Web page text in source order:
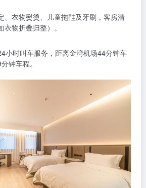
、衣物熨烫、儿童拖鞋及牙刷，客房清
物折叠归整）。
小时叫车服务，距离金湾机场44分钟车
钟车程。